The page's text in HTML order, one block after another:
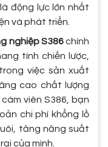
động lực lớn nhất
và phát triển.
nghiệp S386chính
tính chiến lược,
việc sản xuất
cao chất lượng
viên S386, bạn
chi phí khổng lồ
tăng năng suất
của mình.